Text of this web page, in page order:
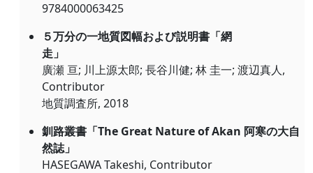
9784000063425
５万分の一地質図幅および説明書「網
走」
廣瀬 亘; 川上源太郎; 長谷川健; 林 圭一; 渡辺真人,
Contributor
地質調査所, 2018
釧路叢書「The Great Nature of Akan 阿寒の大自
然誌」
HASEGAWA Takeshi, Contributor